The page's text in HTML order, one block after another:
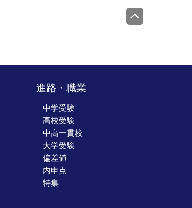
進路・職業
中学受験
高校受験
中高一貫校
大学受験
偏差値
内申点
特集